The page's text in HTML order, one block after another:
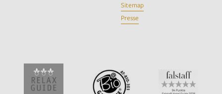
Sitemap
Presse